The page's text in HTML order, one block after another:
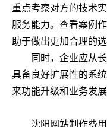
重点考察对方的技术
服务能力。查看案例
助于做出更加合理的选
同时，企业应从
具备良好扩展性的系
来功能升级和业务发
沈阳网站制作费